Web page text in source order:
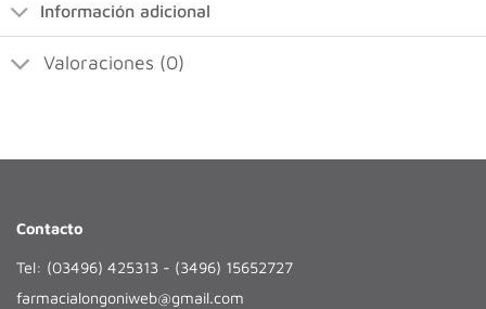
Información adicional
Valoraciones (0)
Contacto
Tel: (03496) 425313 - (3496) 15652727
farmacialongoniweb@gmail.com